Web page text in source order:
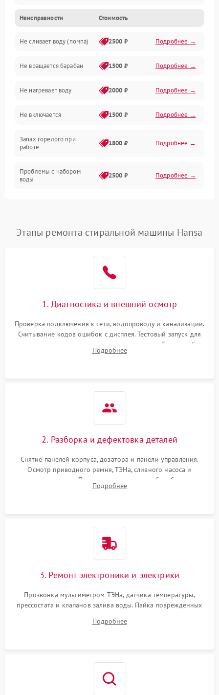
Электропитание
Водоснабжение
Слив
Программное обеспечение
Неисправности Стоимость
Не сливает воду (помпа) 2500 ₽ Подробнее →
Не вращается барабан 1500 ₽ Подробнее →
Не нагревает воду 2000 ₽ Подробнее →
Не включается 1500 ₽ Подробнее →
Запах горелого при
работе
1800 ₽ Подробнее →
Проблемы с набором
воды
2500 ₽ Подробнее →
Замена платы управления Подробнее →
Этапы ремонта стиральной машины Hansa
1. Диагностика и внешний осмотр
Проверка подключения к сети, водопроводу и канализации.
Считывание кодов ошибок с дисплея. Тестовый запуск для
выявления посторонних шумов, протечек или сбоев в работе
электронного модуля управления.
Подробнее
2. Разборка и дефектовка деталей
Снятие панелей корпуса, дозатора и панели управления.
Осмотр приводного ремня, ТЭНа, сливного насоса и
амортизаторов. Проверка подшипников барабана и
крестовины на износ, а манжеты люка на разрывы.
Подробнее
3. Ремонт электроники и электрики
Прозвонка мультиметром ТЭНа, датчика температуры,
прессостата и клапанов залива воды. Пайка поврежденных
Восстановление целостности проводки и контактов.
Подробнее